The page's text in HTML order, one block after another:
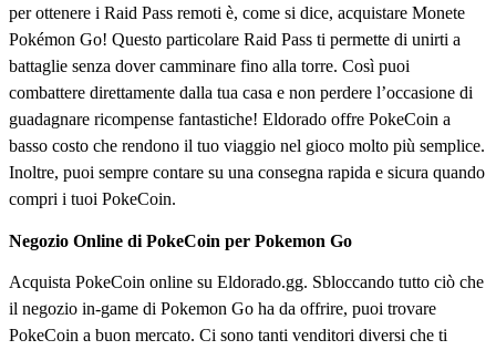
per ottenere i Raid Pass remoti è, come si dice, acquistare Monete
Pokémon Go! Questo particolare Raid Pass ti permette di unirti a
battaglie senza dover camminare fino alla torre. Così puoi
combattere direttamente dalla tua casa e non perdere l’occasione di
guadagnare ricompense fantastiche! Eldorado offre PokeCoin a
basso costo che rendono il tuo viaggio nel gioco molto più semplice.
Inoltre, puoi sempre contare su una consegna rapida e sicura quando
compri i tuoi PokeCoin.
Negozio Online di PokeCoin per Pokemon Go
Acquista PokeCoin online su Eldorado.gg. Sbloccando tutto ciò che
il negozio in-game di Pokemon Go ha da offrire, puoi trovare
PokeCoin a buon mercato. Ci sono tanti venditori diversi che ti